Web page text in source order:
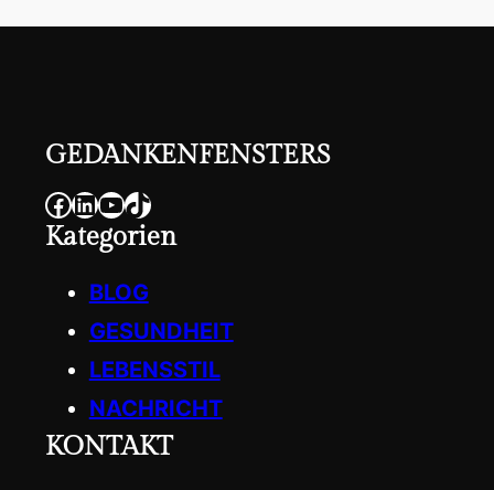
GEDANKENFENSTERS
Facebook LinkedIn YouTube TikTok
Kategorien
BLOG
GESUNDHEIT
LEBENSSTIL
NACHRICHT
KONTAKT